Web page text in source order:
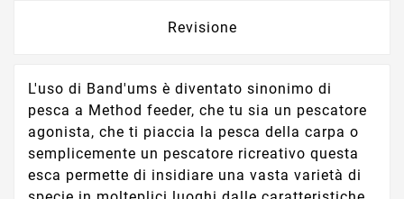
Revisione
L'uso di Band'ums è diventato sinonimo di
pesca a Method feeder, che tu sia un pescatore
agonista, che ti piaccia la pesca della carpa o
semplicemente un pescatore ricreativo questa
esca permette di insidiare una vasta varietà di